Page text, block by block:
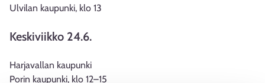
Ulvilan kaupunki, klo 13
Keskiviikko 24.6.
Harjavallan kaupunki
Porin kaupunki, klo 12–15